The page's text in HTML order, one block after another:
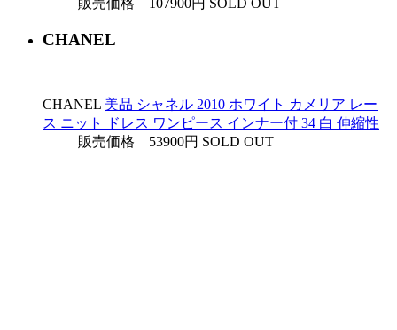
CHANEL
CHANEL 美品 シャネル 2010 ホワイト カメリア レー
ス ニット ドレス ワンピース インナー付 34 白 伸縮性
販売価格 53900円 SOLD OUT